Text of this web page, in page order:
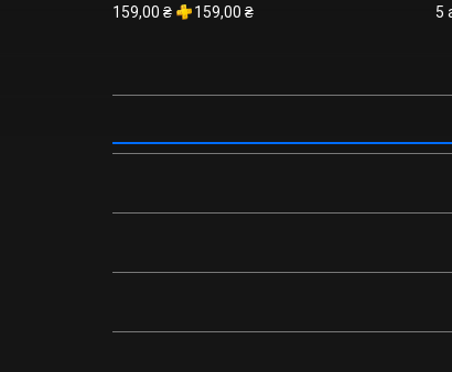
159,00 ₴ 159,00 ₴ 5